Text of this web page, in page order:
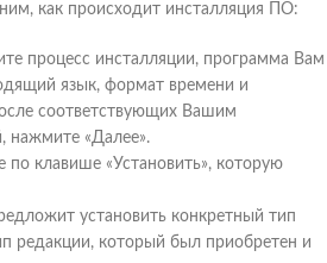
как происходит инсталляция ПО:
процесс инсталляции, программа Вам
язык, формат времени и
соответствующих Вашим
нажмите «Далее».
по клавише «Установить», которую
установить конкретный тип
редакции, который был приобретен и